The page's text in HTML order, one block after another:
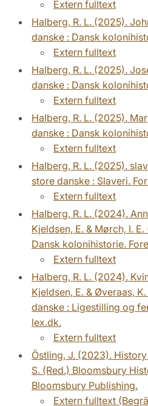
Extern fulltext
Halberg, R. L. (2025).
danske : Dansk
Extern fulltext
Halberg, R. L. (2025).
danske : Dansk
Extern fulltext
Halberg, R. L. (2025).
danske : Dansk
Extern fulltext
Halberg, R. L. (2025).
store danske : Slaveri.
Extern fulltext
Halberg, R. L. (2024).
Kjeldsen, E. & Mørch, I.
Dansk kolonihistorie.
Extern fulltext
Halberg, R. L. (2024).
Kjeldsen, E. & Øveraas,
danske : Ligestilling og
lex.dk.
Extern fulltext
Östling, J. (2023).
S. (Red.) Bloomsbury
Bloomsbury Publishing.
Extern fulltext